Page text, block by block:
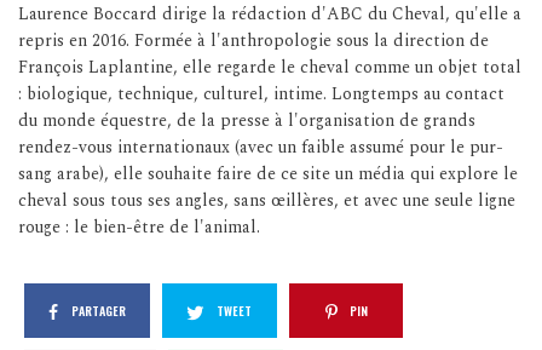
Laurence Boccard dirige la rédaction d'ABC du Cheval, qu'elle a
repris en 2016. Formée à l'anthropologie sous la direction de
François Laplantine, elle regarde le cheval comme un objet total
: biologique, technique, culturel, intime. Longtemps au contact
du monde équestre, de la presse à l'organisation de grands
rendez-vous internationaux (avec un faible assumé pour le pur-
sang arabe), elle souhaite faire de ce site un média qui explore le
cheval sous tous ses angles, sans œillères, et avec une seule ligne
rouge : le bien-être de l'animal.
PARTAGER TWEET PIN